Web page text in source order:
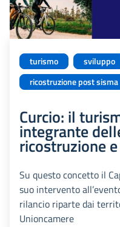
turismo
sviluppo
ricostruzione post sisma
Curcio: il
integrante
ricostruzione
Su questo concetto il
suo intervento
rilancio riparte dai
Unioncamere